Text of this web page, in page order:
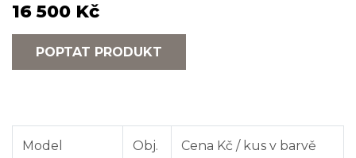
16 500 Kč
POPTAT PRODUKT
Model
Obj.
Cena Kč / kus v barvě